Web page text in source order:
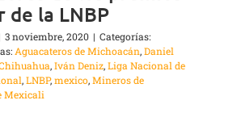
de la LNBP
3 noviembre, 2020 | Categorías:
Aguacateros de Michoacán,Daniel
,Iván Deniz,Liga Nacional de
,LNBP,mexico,Mineros de
Mexicali